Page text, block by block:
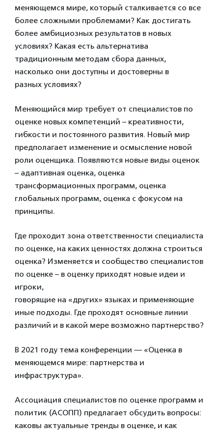
меняющемся мире, который сталкивается со все
более сложными проблемами? Как достигать
более амбициозных результатов в новых
условиях? Какая есть альтернатива
традиционным методам сбора данных,
насколько они доступны и достоверны в
разных условиях?
Меняющийся мир требует от специалистов по
оценке новых компетенций – креативности,
гибкости и постоянного развития. Новый мир
предполагает изменение и осмысление новой
роли оценщика. Появляются новые виды оценок
– адаптивная оценка, оценка
трансформационных программ, оценка
глобальных программ, оценка с фокусом на
принципы.
Где проходит зона ответственности специалиста
по оценке, на каких ценностях должна строиться
оценка? Изменяется и сообщество специалистов
по оценке – в оценку приходят новые идеи и
игроки,
говорящие на «других» языках и применяющие
иные подходы. Где проходят основные линии
различий и в какой мере возможно партнерство?
В 2021 году тема конференции — «Оценка в
меняющемся мире: партнерства и
инфраструктура».
Ассоциация специалистов по оценке программ и
политик (АСОПП) предлагает обсудить вопросы:
каковы актуальные тренды в оценке, и как